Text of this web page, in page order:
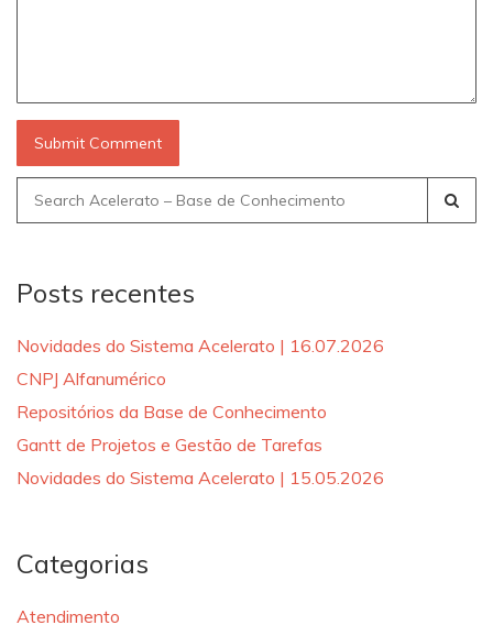
Search
for:
Posts recentes
Novidades do Sistema Acelerato | 16.07.2026
CNPJ Alfanumérico
Repositórios da Base de Conhecimento
Gantt de Projetos e Gestão de Tarefas
Novidades do Sistema Acelerato | 15.05.2026
Categorias
Atendimento